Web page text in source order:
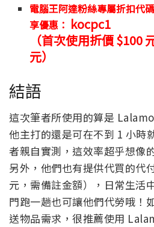
電腦王阿達粉絲專屬折扣代
享優惠： kocpc1
（首次使用折價 $100
元）
結語
這次筆者所使用的算是
他主打的還是可在不到 1 小時
者親自實測，這效率超乎想像
另外，他們也有提供代買的代
元，需備註金額），日常生活
門跑一趟也可讓他們代勞哦！
送物品需求，很推薦使用